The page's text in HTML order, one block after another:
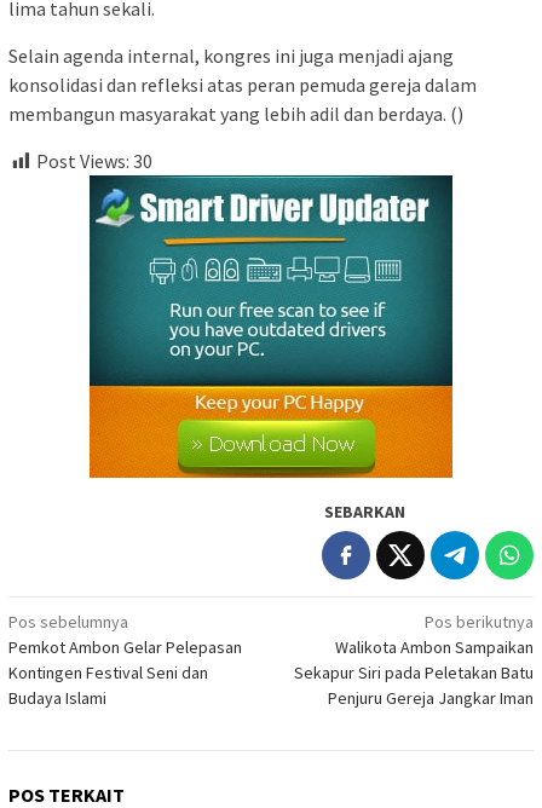
lima tahun sekali.
Selain agenda internal, kongres ini juga menjadi ajang
konsolidasi dan refleksi atas peran pemuda gereja dalam
membangun masyarakat yang lebih adil dan berdaya. ()
Post Views: 30
SEBARKAN
Navigasi
pos
Pos sebelumnya
Pemkot Ambon Gelar Pelepasan
Kontingen Festival Seni dan
Budaya Islami
Pos berikutnya
Walikota Ambon Sampaikan
Sekapur Siri pada Peletakan Batu
Penjuru Gereja Jangkar Iman
POS TERKAIT